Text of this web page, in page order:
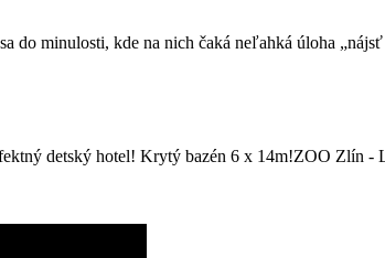
do minulosti, kde na nich čaká neľahká úloha
detský hotel! Krytý bazén 6 x 14m!ZOO Zlín -